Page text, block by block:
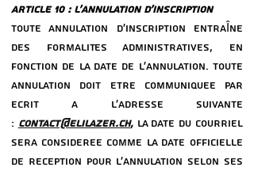
ARTICLE 10 : L’ANNULATION D’INSCRIPTION
TOUTE ANNULATION D’INSCRIPTION ENTRAÎNE
DES FORMALITeS ADMINISTRATIVES, EN
FONCTION DE LA DATE DE L’ANNULATION. TOUTE
ANNULATION DOIT eTRE COMMUNIQUeE PAR
eCRIT a L’ADRESSE SUIVANTE
: CONTACT@ELILAZER.CH, LA DATE DU COURRIEL
SERA CONSIDeReE COMME LA DATE OFFICIELLE
DE ReCEPTION POUR L’ANNULATION SELON SES